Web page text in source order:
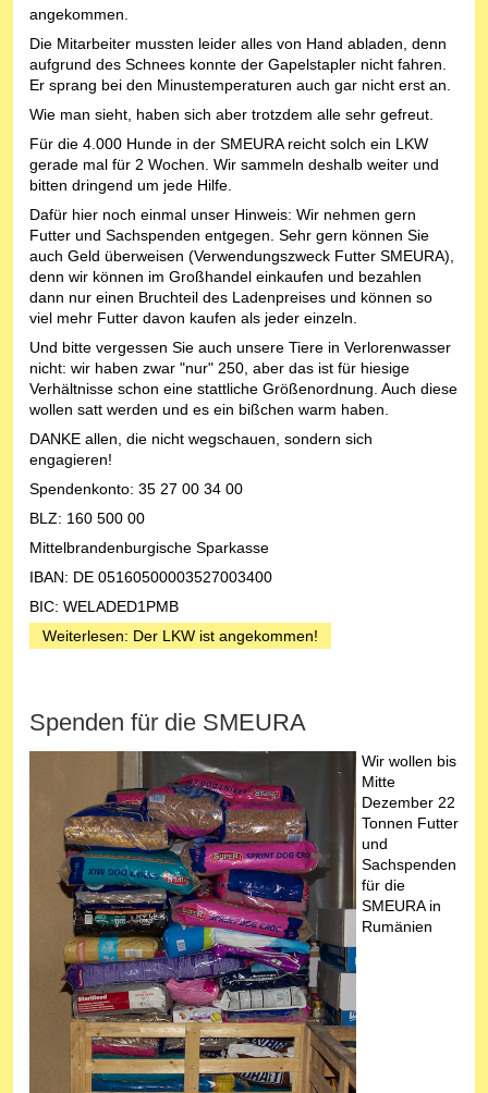
angekommen.
Die Mitarbeiter mussten leider alles von Hand abladen, denn
aufgrund des Schnees konnte der Gapelstapler nicht fahren.
Er sprang bei den Minustemperaturen auch gar nicht erst an.
Wie man sieht, haben sich aber trotzdem alle sehr gefreut.
Für die 4.000 Hunde in der SMEURA reicht solch ein LKW
gerade mal für 2 Wochen. Wir sammeln deshalb weiter und
bitten dringend um jede Hilfe.
Dafür hier noch einmal unser Hinweis: Wir nehmen gern
Futter und Sachspenden entgegen. Sehr gern können Sie
auch Geld überweisen (Verwendungszweck Futter SMEURA),
denn wir können im Großhandel einkaufen und bezahlen
dann nur einen Bruchteil des Ladenpreises und können so
viel mehr Futter davon kaufen als jeder einzeln.
Und bitte vergessen Sie auch unsere Tiere in Verlorenwasser
nicht: wir haben zwar "nur" 250, aber das ist für hiesige
Verhältnisse schon eine stattliche Größenordnung. Auch diese
wollen satt werden und es ein bißchen warm haben.
DANKE allen, die nicht wegschauen, sondern sich
engagieren!
Spendenkonto: 35 27 00 34 00
BLZ: 160 500 00
Mittelbrandenburgische Sparkasse
IBAN: DE 05160500003527003400
BIC: WELADED1PMB
Weiterlesen: Der LKW ist angekommen!
Spenden für die SMEURA
Wir wollen bis
Mitte
Dezember 22
Tonnen Futter
und
Sachspenden
für die
SMEURA in
Rumänien